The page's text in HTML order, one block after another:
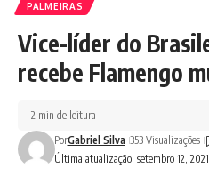
PALMEIRAS
Vice-líder do
recebe Flamengo
Última atualização: setembro 12,
PorGabriel Silva 353 Visualizações
2 min de leitura